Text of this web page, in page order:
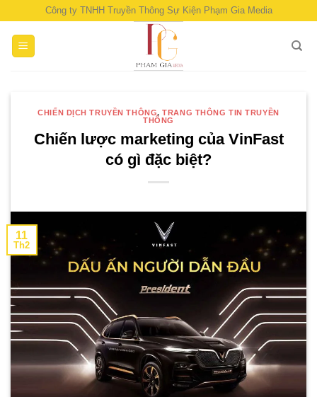
content
Công ty TNHH Truyền Thông Sự Kiện Phạm Gia Media
CHIẾN DỊCH TRUYỀN THÔNG,TRANG THÔNG TIN TRUYỀN
THÔNG
Chiến lược marketing của VinFast
có gì đặc biệt?
11
Th2